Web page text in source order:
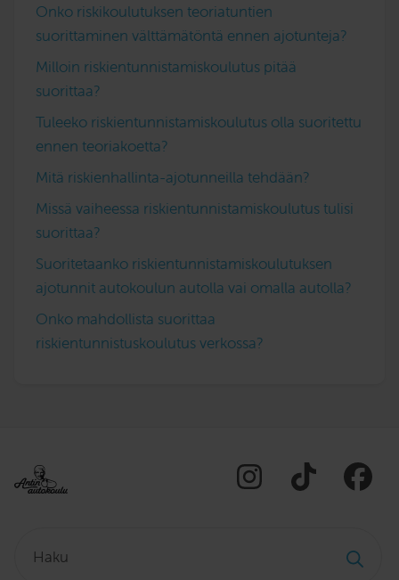
Onko riskikoulutuksen teoriatuntien
suorittaminen välttämätöntä ennen ajotunteja?
Milloin riskientunnistamiskoulutus pitää
suorittaa?
Tuleeko riskientunnistamiskoulutus olla suoritettu
ennen teoriakoetta?
Mitä riskienhallinta-ajotunneilla tehdään?
Missä vaiheessa riskientunnistamiskoulutus tulisi
suorittaa?
Suoritetaanko riskientunnistamiskoulutuksen
ajotunnit autokoulun autolla vai omalla autolla?
Onko mahdollista suorittaa
riskientunnistuskoulutus verkossa?